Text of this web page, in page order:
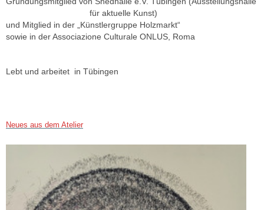
für aktuelle Kunst)
und Mitglied in der „Künstlergruppe Holzmarkt“
sowie in der Associazione Culturale ONLUS, Roma
Lebt und arbeitet in Tübingen
Neues aus dem Atelier